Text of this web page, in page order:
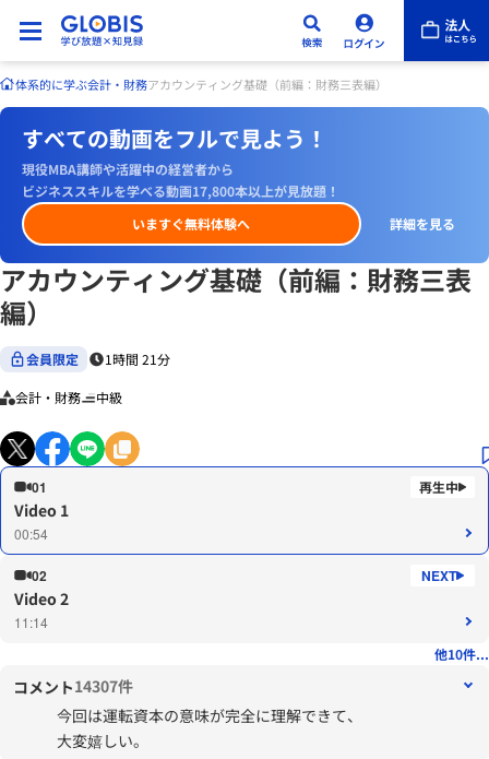
体系的に学ぶ会計・財務アカウンティング基礎（前編：財務三表編）
すべての動画をフルで見よう！
現役MBA講師や活躍中の経営者から
ビジネススキルを学べる動画17,800本以上が見放題！
いますぐ無料体験へ
詳細を見る
アカウンティング基礎（前編：財務三表
編）
会員限定 1時間 21分
会計・財務 中級
01
Video 1
00:54
02
Video 2
11:14
他10件...
コメント14307件
今回は運転資本の意味が完全に理解できて、
大変嬉しい。